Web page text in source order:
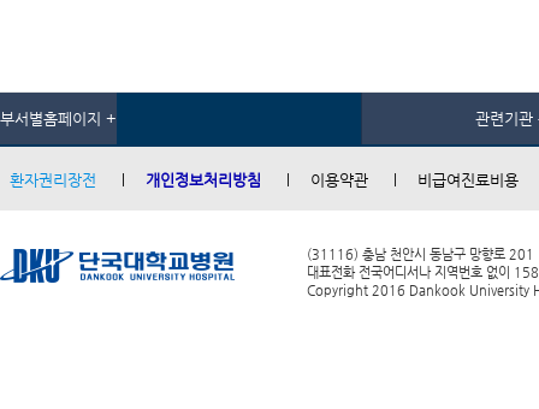
부서별홈페이지 + 관련기관
환자권리장전 개인정보처리방침 이용약관 비급여진료비용
(31116) 충남 천안시 동남구 망향로 201
대표전화 전국어디서나 지역번호 없이
Copyright 2016 Dankook University